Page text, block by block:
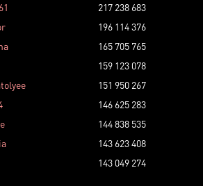
217 238 683
196 114 376
165 705 765
159 123 078
151 950 267
146 625 283
144 838 535
143 623 408
143 049 274